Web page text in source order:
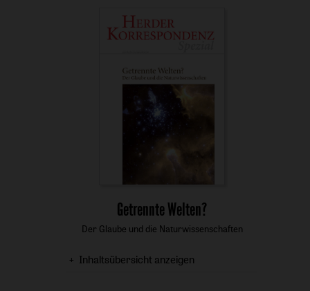
Getrennte Welten?
Der Glaube und die Naturwissenschaften
Inhaltsübersicht anzeigen